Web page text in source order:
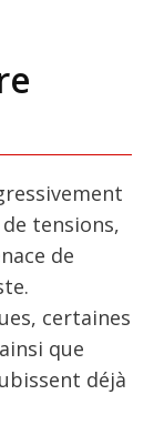
tensions,
de
certaines
que
déjà